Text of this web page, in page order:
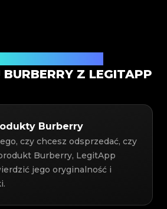
Z LEGITAPP
Burberry
czy chcesz odsprzedać, czy
Burberry, LegitApp
jego oryginalność i